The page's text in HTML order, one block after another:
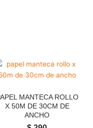
MANTECA ROLLO
X 50M DE 30CM DE
ANCHO